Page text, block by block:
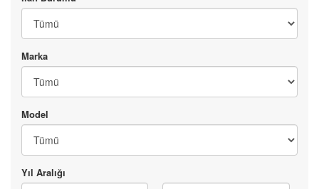
FOTO GALERİ
HABERLER
Marka
Model
Yıl Aralığı